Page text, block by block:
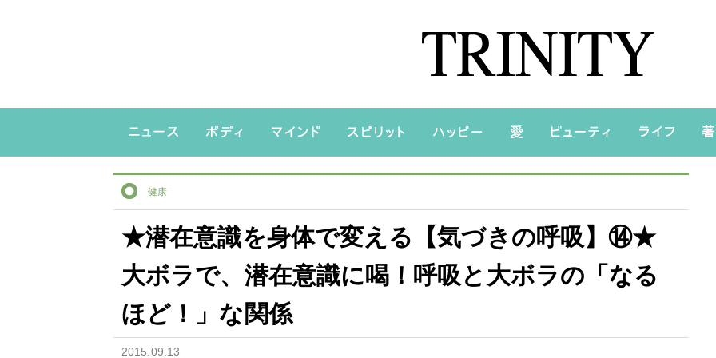
健康
★潜在意識を身体で変える【気づきの呼吸】⑭★
大ボラで、潜在意識に喝！呼吸と大ボラの「なる
ほど！」な関係
2015.09.13